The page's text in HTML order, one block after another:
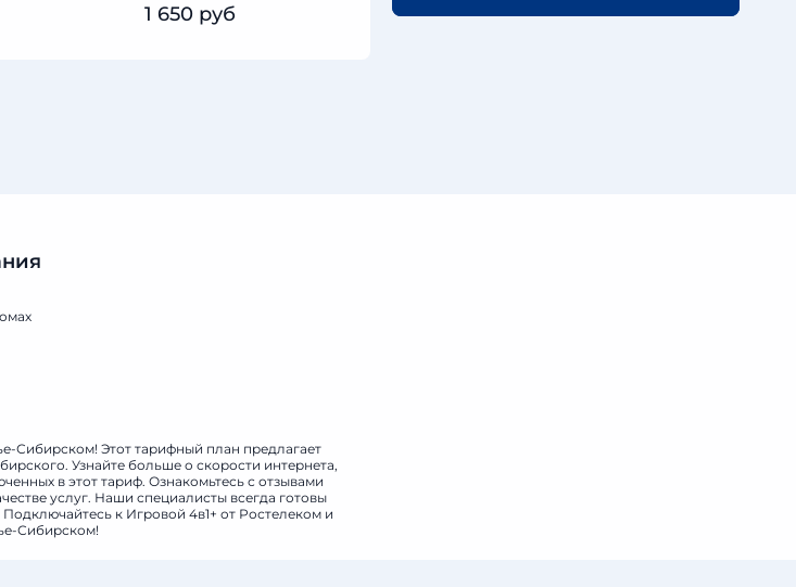
1 650 руб
Сибирском! Этот тарифный план предлагает
Узнайте больше о скорости интернета,
в этот тариф. Ознакомьтесь с отзывами
услуг. Наши специалисты всегда готовы
к Игровой 4в1+ от Ростелеком и
Сибирском!